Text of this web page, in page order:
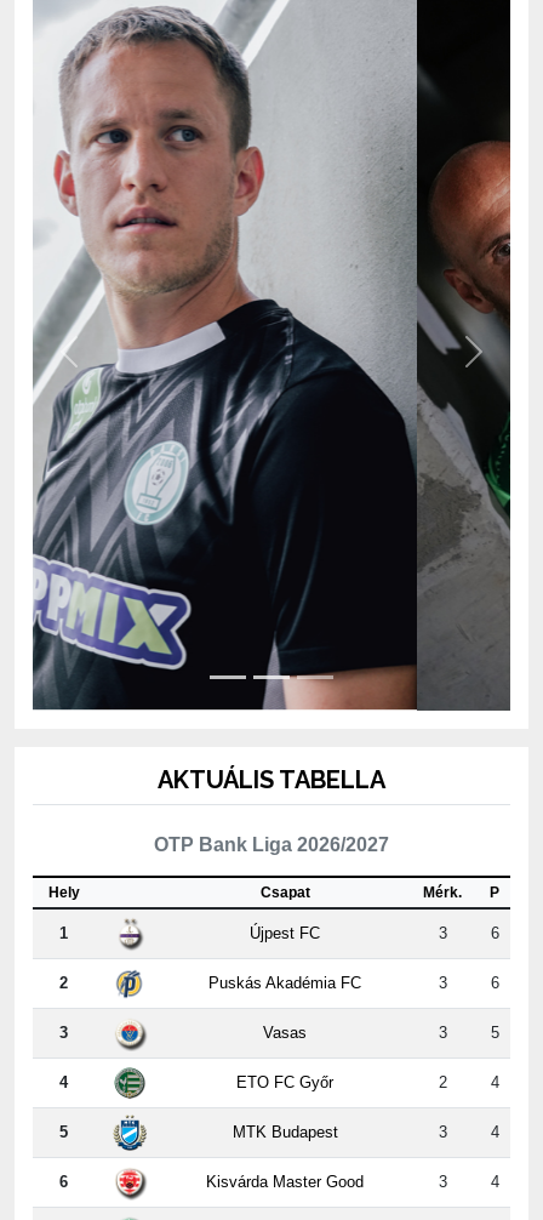
Previous Next
OTP Bank Liga 2026/2027
Csapat
1 Újpest FC 3 6
2 Puskás Akadémia FC 3 6
3 Vasas 3 5
4 ETO FC Győr 2 4
5 MTK Budapest 3 4
6 Kisvárda Master Good 3 4
7 PAKSI FC 2 3